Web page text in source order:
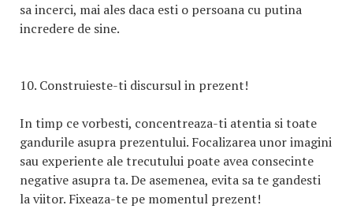
sa incerci, mai ales daca esti o persoana cu putina
incredere de sine.
10. Construieste-ti discursul in prezent!
In timp ce vorbesti, concentreaza-ti atentia si toate
gandurile asupra prezentului. Focalizarea unor imagini
sau experiente ale trecutului poate avea consecinte
negative asupra ta. De asemenea, evita sa te gandesti
la viitor. Fixeaza-te pe momentul prezent!